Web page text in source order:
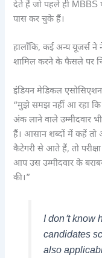
देते हैं जो पहले ही MBBS
पास कर चुके हैं।
हालाँकि, कई अन्य यूजर्स ने
शामिल करने के फैसले पर
इंडियन मेडिकल एसोसिएशन-
“मुझे समझ नहीं आ रहा कि
अंक लाने वाले उम्मीदवार
हैं। आसान शब्दों में कहें
कैटेगरी से आते हैं, तो
आप उस उम्मीदवार के
की।”
I don’t know
candidates
also